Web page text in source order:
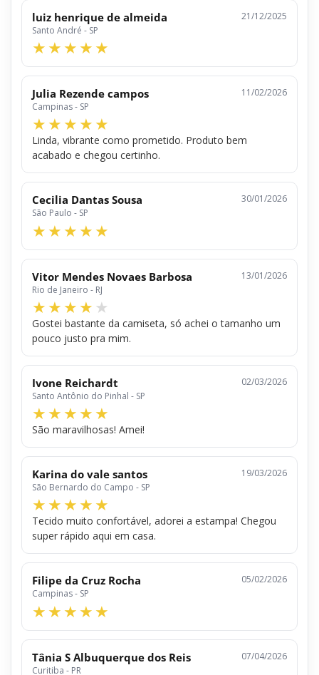
luiz henrique de almeida
Santo André - SP
21/12/2025
Julia Rezende campos
Campinas - SP
11/02/2026
Linda, vibrante como prometido. Produto bem
acabado e chegou certinho.
Cecilia Dantas Sousa
São Paulo - SP
30/01/2026
Vitor Mendes Novaes Barbosa
Rio de Janeiro - RJ
13/01/2026
Gostei bastante da camiseta, só achei o tamanho um
pouco justo pra mim.
Ivone Reichardt
Santo Antônio do Pinhal - SP
02/03/2026
São maravilhosas! Amei!
Karina do vale santos
São Bernardo do Campo - SP
19/03/2026
Tecido muito confortável, adorei a estampa! Chegou
super rápido aqui em casa.
Filipe da Cruz Rocha
Campinas - SP
05/02/2026
Tânia S Albuquerque dos Reis
Curitiba - PR
07/04/2026